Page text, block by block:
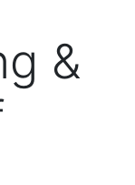
&